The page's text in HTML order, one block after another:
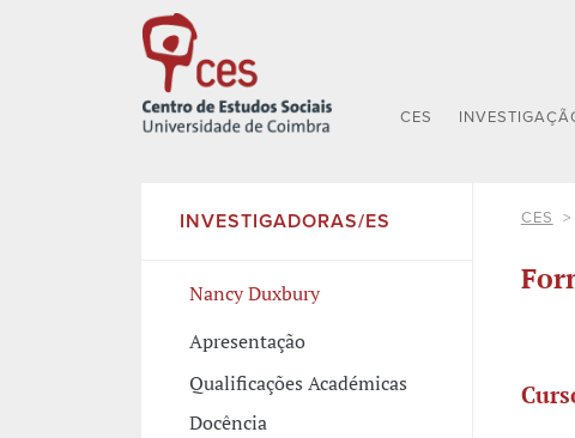
CES
INVESTIGADORAS/ES
Nancy Duxbury
Apresentação
Qualificações Académicas
Docência
CES